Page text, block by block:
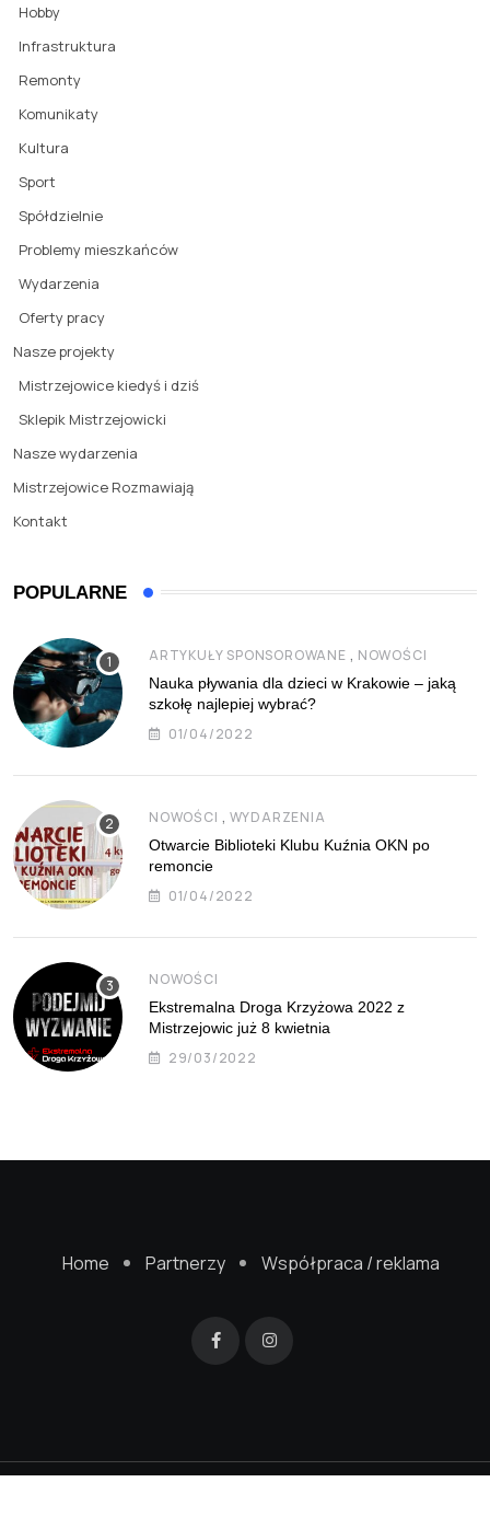
Hobby
Infrastruktura
Remonty
Komunikaty
Kultura
Sport
Spółdzielnie
Problemy mieszkańców
Wydarzenia
Oferty pracy
Nasze projekty
Mistrzejowice kiedyś i dziś
Sklepik Mistrzejowicki
Nasze wydarzenia
Mistrzejowice Rozmawiają
Kontakt
POPULARNE
ARTYKUŁY SPONSOROWANE , NOWOŚCI
Nauka pływania dla dzieci w Krakowie – jaką
szkołę najlepiej wybrać?
01/04/2022
NOWOŚCI , WYDARZENIA
Otwarcie Biblioteki Klubu Kuźnia OKN po
remoncie
01/04/2022
NOWOŚCI
Ekstremalna Droga Krzyżowa 2022 z
Mistrzejowic już 8 kwietnia
29/03/2022
Home Partnerzy Współpraca / reklama